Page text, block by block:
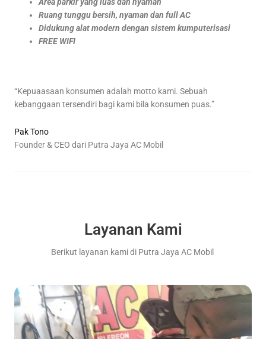
Ruang tunggu bersih, nyaman dan full AC
Didukung alat modern dengan sistem kumputerisasi
FREE WIFI
“Kepuaasaan konsumen adalah motto kami. Sebuah
kebanggaan tersendiri bagi kami bila konsumen puas.”
Pak Tono
Founder & CEO dari Putra Jaya AC Mobil
Layanan Kami
Berikut layanan kami di Putra Jaya AC Mobil